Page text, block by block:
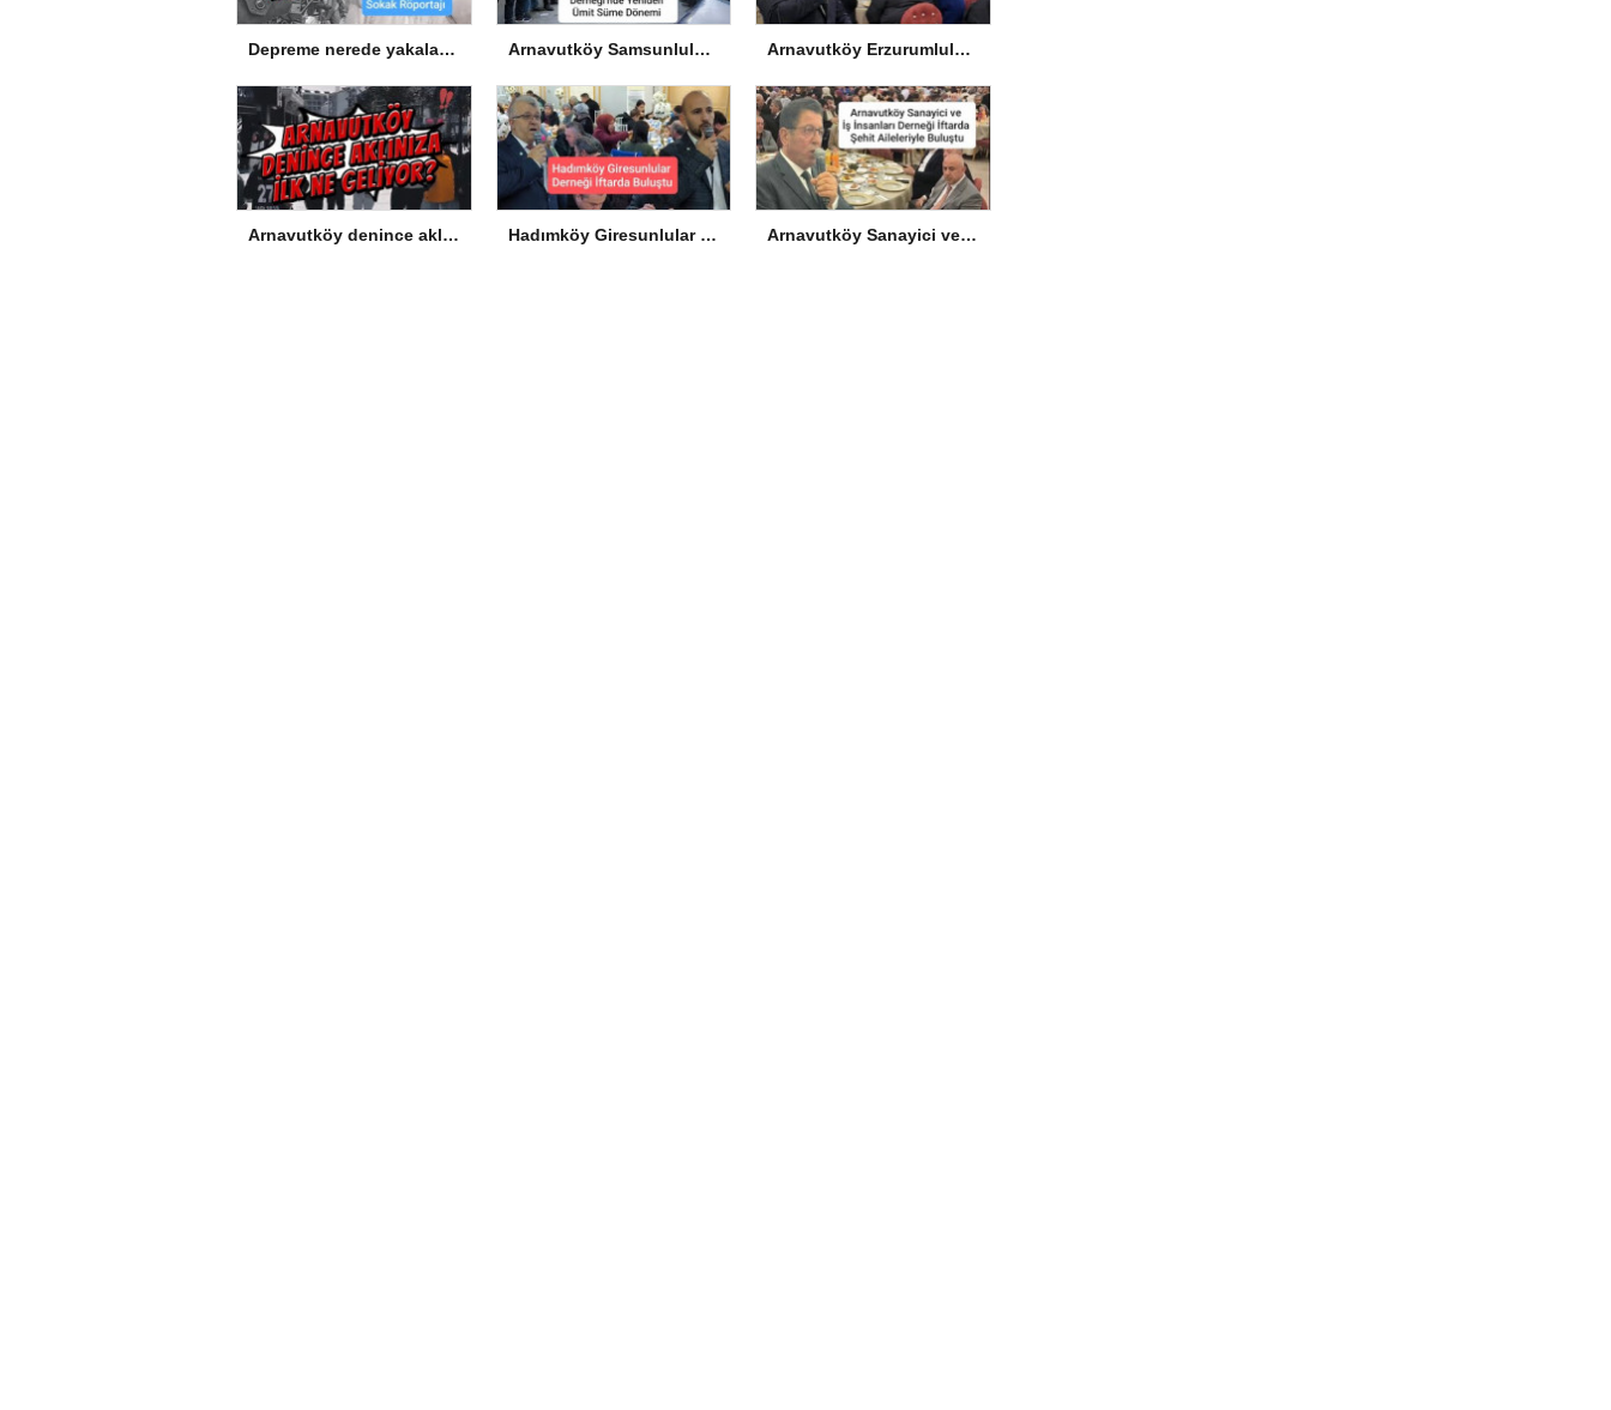
Depreme nerede yakalandınız, ne yapıyordunuz? Arnavutköy Samsunlular Derneği’nde Yeniden Ümit Süme Dönemi Arnavutköy Erzurumlular Derneği’nden İftar
Arnavutköy denince aklınıza ilk ne geliyor? Hadımköy Giresunlular Derneği İftarda Buluştu Arnavutköy Sanayici ve İş İnsanları Derneği İftarda Şehit Aileleriyle Buluştu